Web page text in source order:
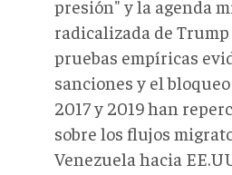
presión" y la agenda
radicalizada de Trump
pruebas empíricas
sanciones y el
2017 y 2019 han
sobre los flujos
Venezuela hacia